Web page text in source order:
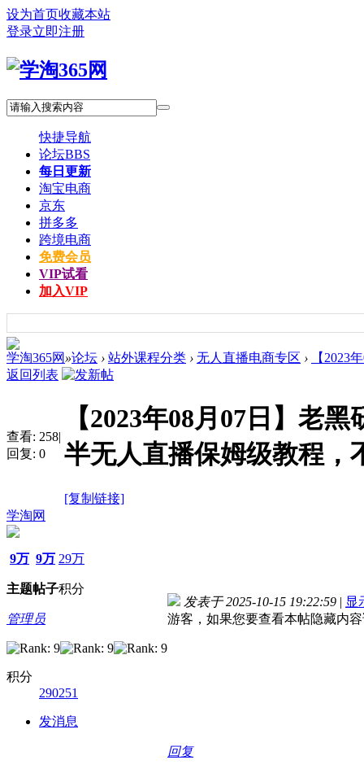
设为首页收藏本站
登录立即注册
快捷导航
论坛BBS
每日更新
淘宝电商
京东
拼多多
跨境电商
免费会员
VIP试看
加入VIP
学淘365网 »论坛 › 站外课程分类 › 无人直播电商专区 ›
【2023
返回列表
查看: 258|
回复: 0
【2023年08月07日】老
半无人直播保姆级教程，
[复制链接]
学淘网
9万
主题
9万
帖子
29万
积分
管理员
积分
290251
发消息
发表于 2025-10-15 19:22:59 | 显
游客，如果您要查看本帖隐藏内
回复